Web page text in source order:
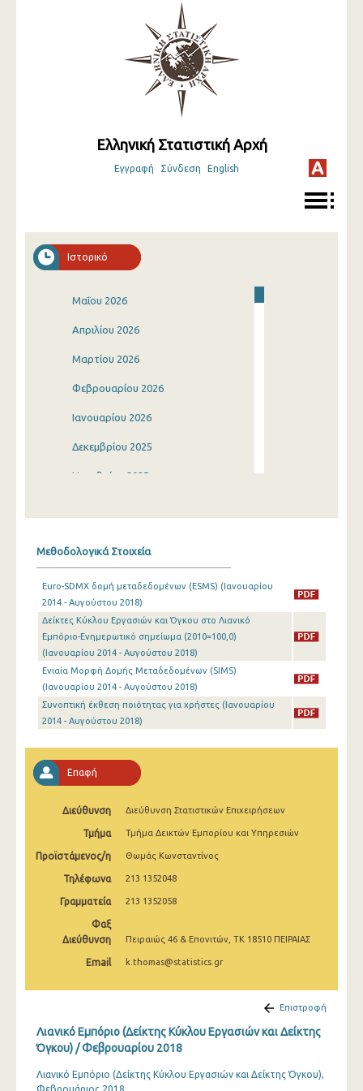
Ελληνική Στατιστική Αρχή
Εγγραφή Σύνδεση English
Ιστορικό
Μαΐου 2026
Απριλίου 2026
Μαρτίου 2026
Φεβρουαρίου 2026
Ιανουαρίου 2026
Δεκεμβρίου 2025
Νοεμβρίου 2025
Ιουλίου 2025
Ιουνίου 2025
Μαΐου 2025
Απριλίου 2025
Μαρτίου 2025
Ιανουαρίου 2025
Νοεμβρίου 2024
Οκτωβρίου 2024
Σεπτεμβρίου 2024
Ιουλίου 2024
Απριλίου 2024
Μεθοδολογικά Στοιχεία
Euro-SDMX δομή μεταδεδομένων (ESMS) (Ιανουαρίου
2014 - Αυγούστου 2018)
Δείκτες Κύκλου Εργασιών και Όγκου στο Λιανικό
Εμπόριο-Ενημερωτικό σημείωμα (2010=100,0)
(Ιανουαρίου 2014 - Αυγούστου 2018)
Ενιαία Μορφή Δομής Μεταδεδομένων (SIMS)
(Ιανουαρίου 2014 - Αυγούστου 2018)
Συνοπτική έκθεση ποιότητας για χρήστες (Ιανουαρίου
2014 - Αυγούστου 2018)
Επαφή
Διεύθυνση Διεύθυνση Στατιστικών Επιχειρήσεων
Τμήμα Τμήμα Δεικτών Εμπορίου και Υπηρεσιών
Προϊστάμενος/η Θωμάς Κωνσταντίνος
Τηλέφωνα 213 1352048
Γραμματεία 213 1352058
Φαξ
Διεύθυνση
Πειραιώς 46 & Επονιτών, ΤΚ 18510 ΠΕΙΡΑΙΑΣ
Email k.thomas@statistics.gr
Επιστροφή
Λιανικό Εμπόριο (Δείκτης Κύκλου Εργασιών και Δείκτης
Όγκου) / Φεβρουαρίου 2018
Λιανικό Εμπόριο (Δείκτης Κύκλου Εργασιών και Δείκτης Όγκου),